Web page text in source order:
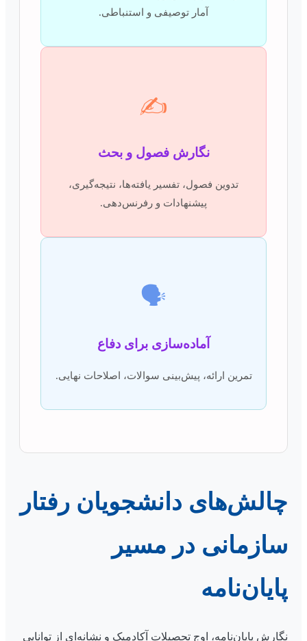
آمار توصیفی و استنباطی.
✍️
نگارش فصول و بحث
تدوین فصول، تفسیر یافته‌ها، نتیجه‌گیری،
پیشنهادات و رفرنس‌دهی.
🗣️
آماده‌سازی برای دفاع
تمرین ارائه، پیش‌بینی سوالات، اصلاحات نهایی.
چالش‌های دانشجویان رفتار
سازمانی در مسیر
پایان‌نامه
نگارش پایان‌نامه، اوج تحصیلات آکادمیک و نشانه‌ای از توانایی